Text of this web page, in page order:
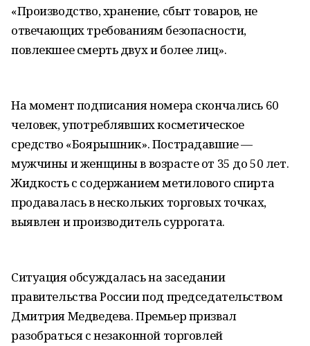
«Производство, хранение, сбыт товаров, не
отвечающих требованиям безопасности,
повлекшее смерть двух и более лиц».
На момент подписания номера скончались 60
человек, употреблявших косметическое
средство «Боярышник». Пострадавшие —
мужчины и женщины в возрасте от 35 до 50 лет.
Жидкость с содержанием метилового спирта
продавалась в нескольких торговых точках,
выявлен и производитель суррогата.
Ситуация обсуждалась на заседании
правительства России под председательством
Дмитрия Медведева. Премьер призвал
разобраться с незаконной торговлей